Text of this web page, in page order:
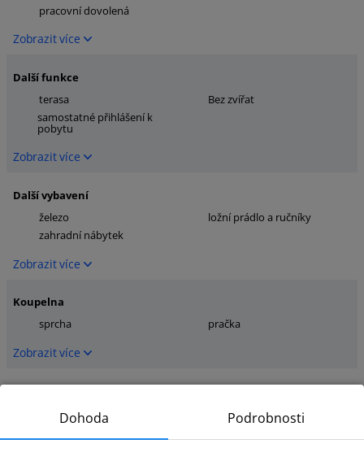
pracovní dovolená
Zobrazit více
Další funkce
terasa
Bez zvířat
samostatné přihlášení k
pobytu
Zobrazit více
Další vybavení
železo
ložní prádlo a ručníky
zahradní nábytek
Zobrazit více
Koupelna
sprcha
pračka
Zobrazit více
myčka nádobí
mikrovlnná trouba
Dohoda Podrobnosti